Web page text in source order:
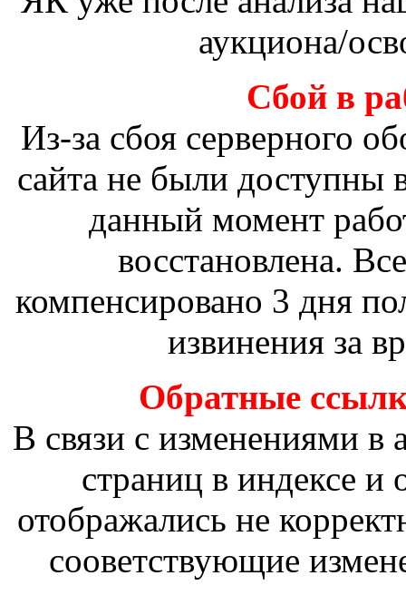
аукциона/
Сбой в
Из-за сбоя серверного
сайта не были доступны
данный момент
восстановлена.
компенсировано 3 дня
извинения за
Обратные
В связи с изменениями в
страниц в индексе
отображались не
сооветствующие